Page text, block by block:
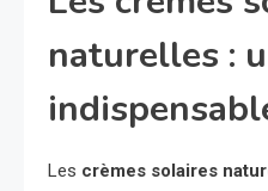
naturelles :
Les crèmes solaires